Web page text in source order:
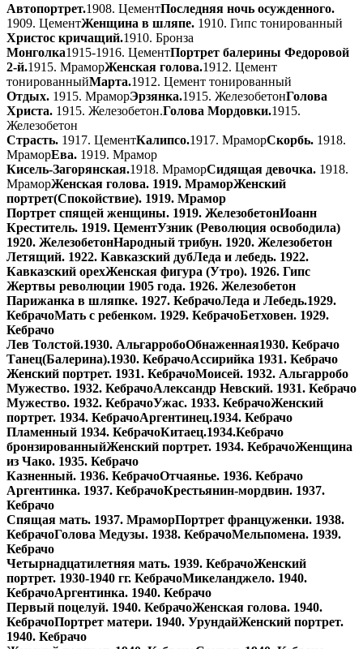
Автопортрет.1908. ЦементПоследняя ночь осужденного.
1909. ЦементЖенщина в шляпе. 1910. Гипс тонированный
Христос кричащий.1910. Бронза
Монголка1915-1916. ЦементПортрет балерины Федоровой
2-й.1915. МраморЖенская голова.1912. Цемент
тонированныйМарта.1912. Цемент тонированный
Отдых. 1915. МраморЭрзянка.1915. ЖелезобетонГолова
Христа. 1915. Железобетон.Голова Мордовки.1915.
Железобетон
Страсть. 1917. ЦементКалипсо.1917. МраморСкорбь. 1918.
МраморЕва. 1919. Мрамор
Кисель-Загорянская.1918. МраморСидящая девочка. 1918.
МраморЖенская голова. 1919. МраморЖенский
портрет(Спокойствие). 1919. Мрамор
Портрет спящей женщины. 1919. ЖелезобетонИоанн
Креститель. 1919. ЦементУзник (Революция освободила)
1920. ЖелезобетонНародный трибун. 1920. Железобетон
Летящий. 1922. Кавказский дубЛеда и лебедь. 1922.
Кавказский орехЖенская фигура (Утро). 1926. Гипс
Жертвы революции 1905 года. 1926. Железобетон
Парижанка в шляпке. 1927. КебрачоЛеда и Лебедь.1929.
КебрачоМать с ребенком. 1929. КебрачоБетховен. 1929.
Кебрачо
Лев Толстой.1930. АльгарробоОбнаженная1930. Кебрачо
Танец(Балерина).1930. КебрачоАссирийка 1931. Кебрачо
Женский портрет. 1931. КебрачоМоисей. 1932. Альгарробо
Мужество. 1932. КебрачоАлександр Невский. 1931. Кебрачо
Мужество. 1932. КебрачоУжас. 1933. КебрачоЖенский
портрет. 1934. КебрачоАргентинец.1934. Кебрачо
Пламенный 1934. КебрачоКитаец.1934.Кебрачо
бронзированныйЖенский портрет. 1934. КебрачоЖенщина
из Чако. 1935. Кебрачо
Казненный. 1936. КебрачоОтчаянье. 1936. Кебрачо
Аргентинка. 1937. КебрачоКрестьянин-мордвин. 1937.
Кебрачо
Спящая мать. 1937. МраморПортрет француженки. 1938.
КебрачоГолова Медузы. 1938. КебрачоМельпомена. 1939.
Кебрачо
Четырнадцатилетняя мать. 1939. КебрачоЖенский
портрет. 1930-1940 гг. КебрачоМикеланджело. 1940.
КебрачоАргентинка. 1940. Кебрачо
Первый поцелуй. 1940. КебрачоЖенская голова. 1940.
КебрачоПортрет матери. 1940. УрундайЖенский портрет.
1940. Кебрачо